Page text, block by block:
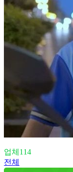
업체114
전체